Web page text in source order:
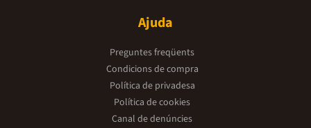
Ajuda
Preguntes freqüents
Condicions de compra
Política de privadesa
Política de cookies
Canal de denúncies